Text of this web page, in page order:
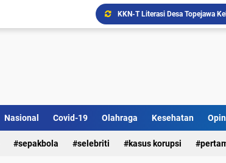
Ada Bank Sampah di Simpellu,
Nasional Covid-19 Olahraga Kesehatan
sepakbola selebriti kasus korupsi